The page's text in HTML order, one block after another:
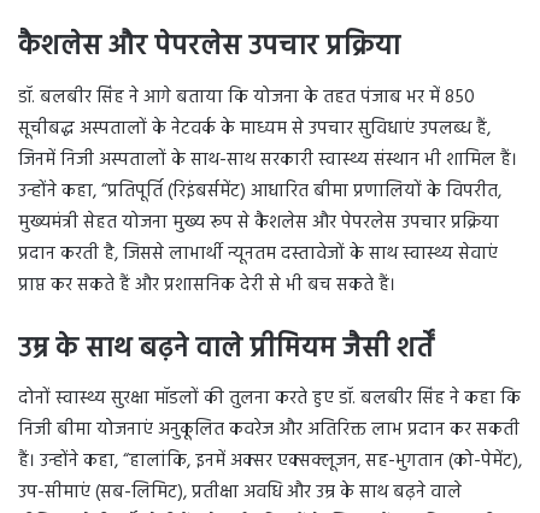
कैशलेस और पेपरलेस उपचार प्रक्रिया
डॉ. बलबीर सिंह ने आगे बताया कि योजना के तहत पंजाब भर में 850
सूचीबद्ध अस्पतालों के नेटवर्क के माध्यम से उपचार सुविधाएं उपलब्ध हैं,
जिनमें निजी अस्पतालों के साथ-साथ सरकारी स्वास्थ्य संस्थान भी शामिल हैं।
उन्होंने कहा, “प्रतिपूर्ति (रिइंबर्समेंट) आधारित बीमा प्रणालियों के विपरीत,
मुख्यमंत्री सेहत योजना मुख्य रूप से कैशलेस और पेपरलेस उपचार प्रक्रिया
प्रदान करती है, जिससे लाभार्थी न्यूनतम दस्तावेजों के साथ स्वास्थ्य सेवाएं
प्राप्त कर सकते हैं और प्रशासनिक देरी से भी बच सकते हैं।
उम्र के साथ बढ़ने वाले प्रीमियम जैसी शर्तें
दोनों स्वास्थ्य सुरक्षा मॉडलों की तुलना करते हुए डॉ. बलबीर सिंह ने कहा कि
निजी बीमा योजनाएं अनुकूलित कवरेज और अतिरिक्त लाभ प्रदान कर सकती
हैं। उन्होंने कहा, “हालांकि, इनमें अक्सर एक्सक्लूजन, सह-भुगतान (को-पेमेंट),
उप-सीमाएं (सब-लिमिट), प्रतीक्षा अवधि और उम्र के साथ बढ़ने वाले